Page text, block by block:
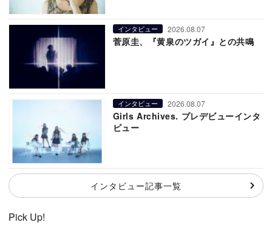
インタビュー 2026.08.07
菅原圭、『黄泉のツガイ』との共鳴
インタビュー 2026.08.07
Girls Archives. プレデビューインタ
ビュー
インタビュー記事一覧
Pick Up!